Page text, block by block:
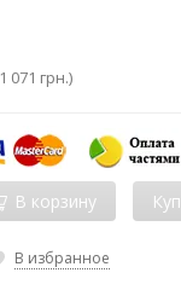
1 071 грн.)
В корзину
В избранное